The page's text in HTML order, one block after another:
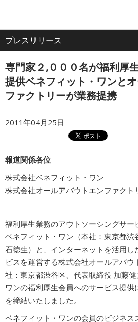
All
About
ホーム
企業情報
採用情報
広告商品のご案内
ソーシャルアカウント
専門家２,０００名が福利厚
提供ベネフィット・ワンと
ファクトリーが業務提携
2011年04月25日
報道関係各位
株式会社ベネフィット・ワン
株式会社オールアバウトエンファクト
福利厚生業務のアウトソーシングサー
ベネフィット・ワン（本社：東京都渋
石徳生）と、インターネットを活用し
ビスを運営する株式会社オールアバ
社：東京都渋谷区、代表取締役 加藤
ワンの福利厚生会員へのサービス提
を締結いたしました。
ベネフィット・ワンの会員のビジネ
プレスリリース